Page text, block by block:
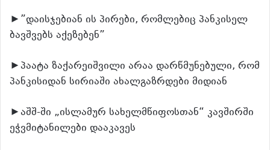
►”დაისჯებიან ის პირები, რომლებიც პანკისელ
ბავშვებს აქეზებენ”
►პაატა ზაქარეიშვილი არაა დარწმუნებული, რომ
პანკისიდან სირიაში ახალგაზრდები მიდიან
►აშშ-ში „ისლამურ სახელმწიფოსთან“ კავშირში
ეჭვმიტანილები დააკავეს